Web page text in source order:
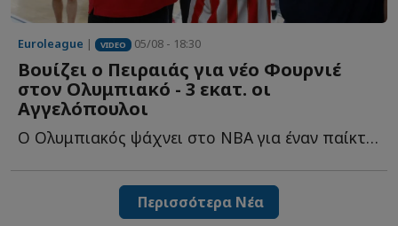
Euroleague | VIDEO 05/08 - 18:30
Βουίζει ο Πειραιάς για νέο Φουρνιέ
στον Ολυμπιακό - 3 εκατ. οι
Αγγελόπουλοι
Ο Ολυμπιακός ψάχνει στο NBA για έναν παίκτη που θα... κουμπώσει σ...
Περισσότερα Νέα